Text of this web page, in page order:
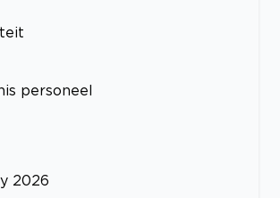
personeel
2026